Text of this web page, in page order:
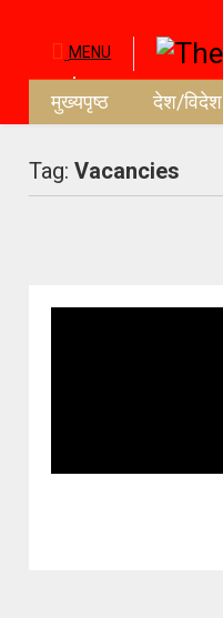
MENU
मुख्यपृष्ठ देश/विदेश
Tag:Vacancies